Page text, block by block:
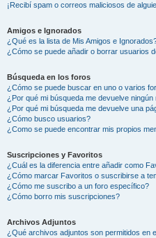
¡Recibí spam o correos maliciosos de
Amigos e Ignorados
¿Qué es la lista de Mis Amigos e
¿Cómo se puede añadir o borrar usuarios
Búsqueda en los foros
¿Cómo se puede buscar en uno o varios
¿Por qué mi búsqueda me devuelve ningún
¿Por qué mi búsqueda me devuelve una
¿Cómo busco usuarios?
¿Como se puede encontrar mis propios
Suscripciones y Favoritos
¿Cuál es la diferencia entre añadir como
¿Cómo marcar Favoritos o suscribirse a
¿Cómo me suscribo a un foro específico?
¿Cómo borro mis suscripciones?
Archivos Adjuntos
¿Qué archivos adjuntos son permitidos en